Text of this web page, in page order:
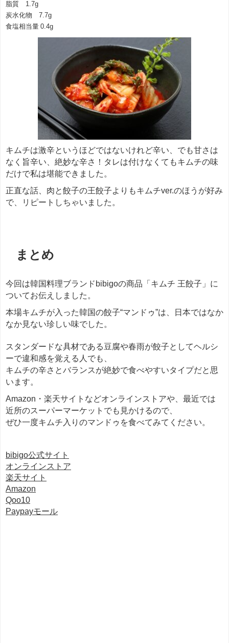
脂質 1.7g
炭水化物 7.7g
食塩相当量 0.4g
キムチは激辛というほどではないけれど辛い、でも甘さは
なく旨辛い、絶妙な辛さ！タレは付けなくてもキムチの味
だけで私は堪能できました。
正直な話、肉と餃子の王餃子よりもキムチver.のほうが好み
で、リピートしちゃいました。
まとめ
今回は韓国料理ブランドbibigoの商品「キムチ 王餃子」に
ついてお伝えしました。
本場キムチが入った韓国の餃子“マンドゥ”は、日本ではなか
なか見ない珍しい味でした。
スタンダードな具材である豆腐や春雨が餃子としてヘルシ
ーで違和感を覚える人でも、
キムチの辛さとバランスが絶妙で食べやすいタイプだと思
います。
Amazon・楽天サイトなどオンラインストアや、最近では
近所のスーパーマーケットでも見かけるので、
ぜひ一度キムチ入りのマンドゥを食べてみてください。
bibigo公式サイト
オンラインストア
楽天サイト
Amazon
Qoo10
Paypayモール